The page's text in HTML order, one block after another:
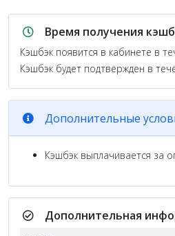
Время получения
Кэшбэк появится в кабинете в
Кэшбэк будет подтвержден в
Дополнительные
Кэшбэк выплачивается за
Дополнительная